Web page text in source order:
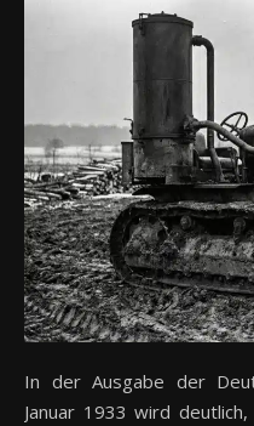
In der Ausgabe der Deutschen Tageszeitung vom 17.
Januar 1933 wird